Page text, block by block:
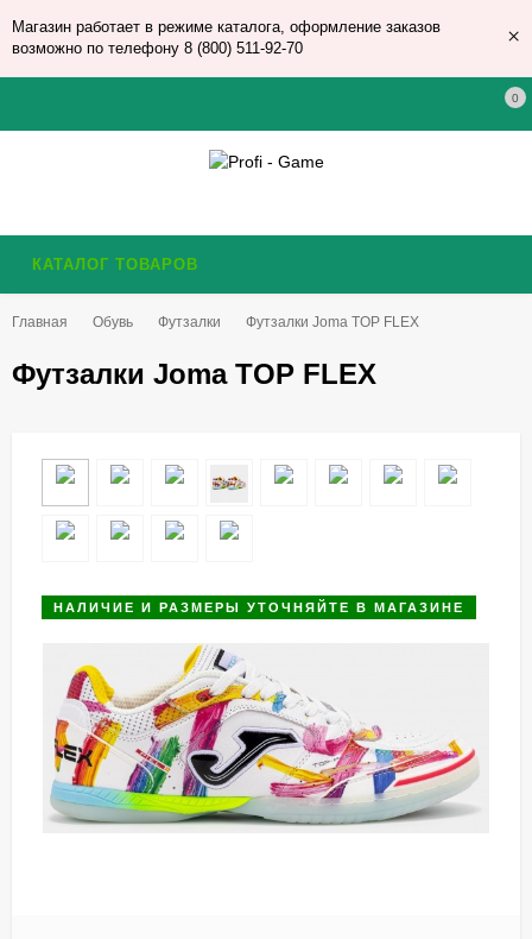
Магазин работает в режиме каталога, оформление заказов
возможно по телефону 8 (800) 511-92-70
×
0
КАТАЛОГ ТОВАРОВ
Главная Обувь Футзалки Футзалки Joma TOP FLEX
Футзалки Joma TOP FLEX
НАЛИЧИЕ И РАЗМЕРЫ УТОЧНЯЙТЕ В МАГАЗИНЕ